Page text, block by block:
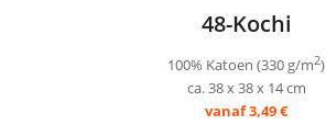
48-Kochi
100% Katoen (330 g/m2)
ca. 38 x 38 x 14 cm
vanaf 3,49 €